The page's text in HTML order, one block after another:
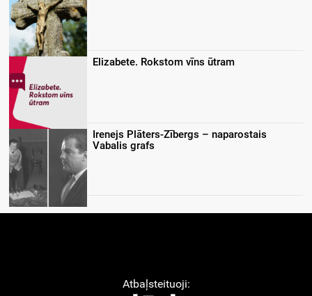
Elizabete. Rokstom vīns ūtram
Irenejs Plāters-Zībergs – naparostais
Vabalis grafs
Atbaļsteituoji: